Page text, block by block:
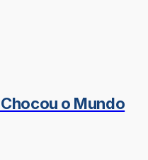
o Mundo